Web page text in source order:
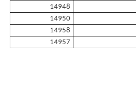
14948
14950
14958
14957